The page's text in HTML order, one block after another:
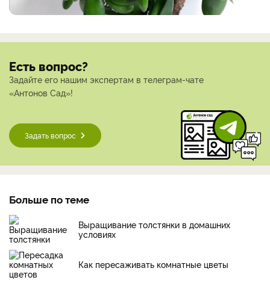
Есть вопрос?
Задайте его нашим экспертам в телеграм-чате
«Антонов Сад»!
Задать вопрос
Больше по теме
Выращивание толстянки в домашних
условиях
Как пересаживать комнатные цветы